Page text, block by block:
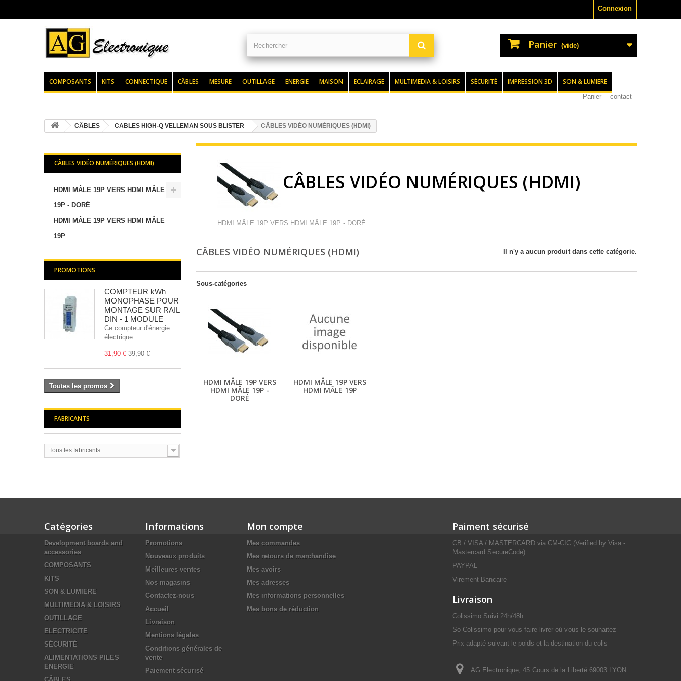
Connexion
Panier (vide)
COMPOSANTS KITS CONNECTIQUE CÂBLES MESURE OUTILLAGE ENERGIE MAISON ECLAIRAGE MULTIMEDIA & LOISIRS SÉCURITÉ IMPRESSION 3D SON & LUMIERE
Panier contact
CÂBLES CABLES HIGH-Q VELLEMAN SOUS BLISTER CÂBLES VIDÉO NUMÉRIQUES (HDMI)
CÂBLES VIDÉO NUMÉRIQUES (HDMI)
HDMI MÂLE 19P VERS HDMI MÂLE
19P - DORÉ
HDMI MÂLE 19P VERS HDMI MÂLE
19P
PROMOTIONS
COMPTEUR kWh
MONOPHASE POUR
MONTAGE SUR RAIL
DIN - 1 MODULE
Ce compteur d'énergie
électrique...
31,90 € 39,90 €
Toutes les promos
FABRICANTS
Tous les fabricants
CÂBLES VIDÉO NUMÉRIQUES (HDMI)
HDMI MÂLE 19P VERS HDMI MÂLE 19P - DORÉ
CÂBLES VIDÉO NUMÉRIQUES (HDMI) Il n'y a aucun produit dans cette catégorie.
Sous-catégories
HDMI MÂLE 19P VERS
HDMI MÂLE 19P -
DORÉ
HDMI MÂLE 19P VERS
HDMI MÂLE 19P
Catégories
Development boards and
accessories
COMPOSANTS
KITS
SON & LUMIERE
MULTIMEDIA & LOISIRS
OUTILLAGE
ELECTRICITE
SÉCURITÉ
ALIMENTATIONS PILES
ENERGIE
Informations
Promotions
Nouveaux produits
Meilleures ventes
Nos magasins
Contactez-nous
Accueil
Livraison
Mentions légales
Conditions générales de
vente
Paiement sécurisé
Mon compte
Mes commandes
Mes retours de marchandise
Mes avoirs
Mes adresses
Mes informations personnelles
Mes bons de réduction
Paiment sécurisé
CB / VISA / MASTERCARD via CM-CIC (Verified by Visa -
Mastercard SecureCode)
PAYPAL
Virement Bancaire
Livraison
Colissimo Suivi 24h/48h
So Colissimo pour vous faire livrer où vous le souhaitez
Prix adapté suivant le poids et la destination du colis
AG Electronique, 45 Cours de la Liberté 69003 LYON